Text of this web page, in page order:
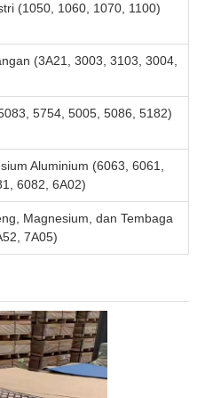
(1050, 1060, 1070, 1100)
(3A21, 3003, 3103, 3004,
5754, 5005, 5086, 5182)
Aluminium (6063, 6061,
6082, 6A02)
Magnesium, dan Tembaga
7A05)